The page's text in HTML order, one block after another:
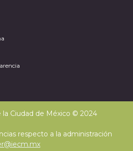
Ciudad de México © 2024
respecto a la administración